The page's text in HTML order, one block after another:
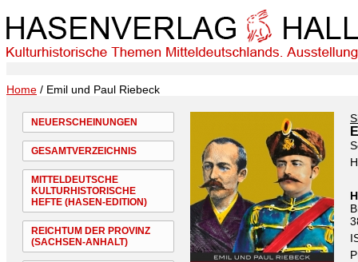
Home / Emil und Paul Riebeck
NEUERSCHEINUNGEN
GESAMTVERZEICHNIS
MITTELDEUTSCHE
KULTURHISTORISCHE
HEFTE (HASEN-EDITION)
REICHTUM DER PROVINZ
(SACHSEN-ANHALT)